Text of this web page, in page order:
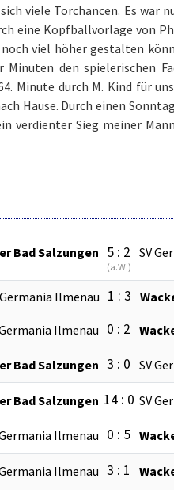
viele Torchancen. Es war
eine Kopfballvorlage von
viel höher gestalten
den spielerischen
Minute durch M. Kind für
Hause. Durch einen
verdienter Sieg meiner
Bad Salzungen 5 : 2
(a.W.)
SV
Germania Ilmenau 1 : 3
Ilmenau 0 : 2
Bad Salzungen 3 : 0 SV
Bad Salzungen 14 : 0 SV
Ilmenau 0 : 5
Ilmenau 3 : 1